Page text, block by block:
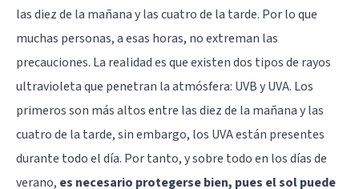
las diez de la mañana y las cuatro de la tarde. Por lo que
muchas personas, a esas horas, no extreman las
precauciones. La realidad es que existen dos tipos de rayos
ultravioleta que penetran la atmósfera: UVB y UVA. Los
primeros son más altos entre las diez de la mañana y las
cuatro de la tarde, sin embargo, los UVA están presentes
durante todo el día. Por tanto, y sobre todo en los días de
verano, es necesario protegerse bien, pues el sol puede